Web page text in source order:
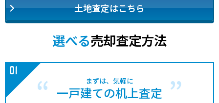
土地査定はこちら
選べる売却査定方法
まずは、気軽に
一戸建ての机上査定